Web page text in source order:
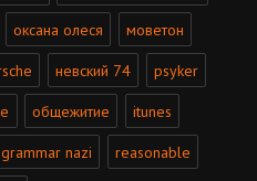
оксана олеся моветон
невский 74 psyker
общежитие itunes
grammar nazi reasonable